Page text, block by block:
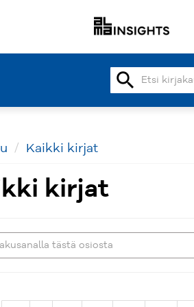
search
Kaikki kirjat
kirjat